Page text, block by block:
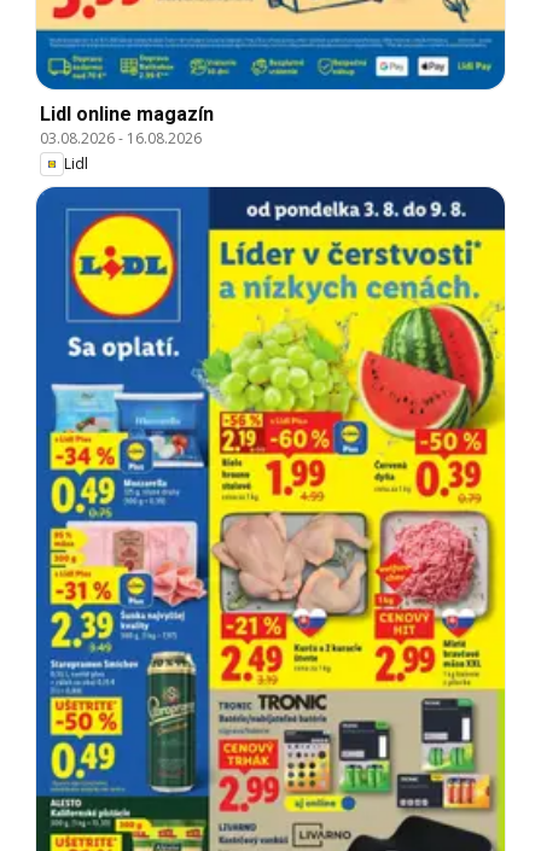
Lidl online magazín
03.08.2026- 16.08.2026
Lidl